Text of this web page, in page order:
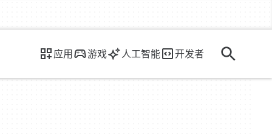
应用 游戏 人工智能 开发者